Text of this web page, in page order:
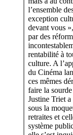
l’ensemble
exception
devant vous
par des
rentabilité à
culture. A
du Cinéma
ces mêmes
faire la
Justine Triet
sous la
retraites et
système